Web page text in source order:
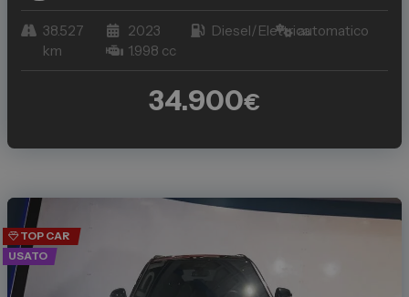
38.527
km
2023 Diesel/Elettricaautomatico
1.998 cc
34.900€
TOP CAR
USATO